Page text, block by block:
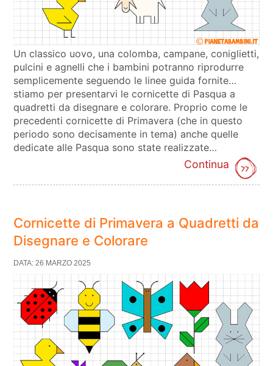
Un classico uovo, una colomba, campane, coniglietti,
pulcini e agnelli che i bambini potranno riprodurre
semplicemente seguendo le linee guida fornite…
stiamo per presentarvi le cornicette di Pasqua a
quadretti da disegnare e colorare. Proprio come le
precedenti cornicette di Primavera (che in questo
periodo sono decisamente in tema) anche quelle
dedicate alle Pasqua sono state realizzate…
Continua
Cornicette di Primavera a Quadretti da
Disegnare e Colorare
DATA: 26 MARZO 2025